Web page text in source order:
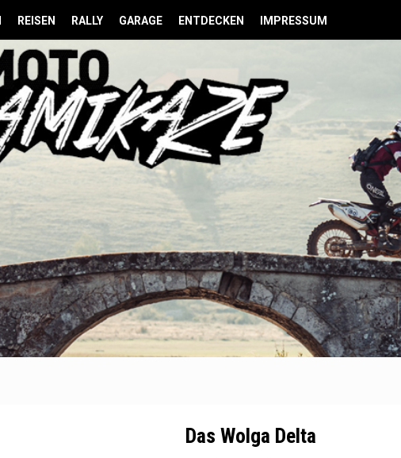
REISEN RALLY GARAGE ENTDECKEN IMPRESSUM
Das Wolga Delta